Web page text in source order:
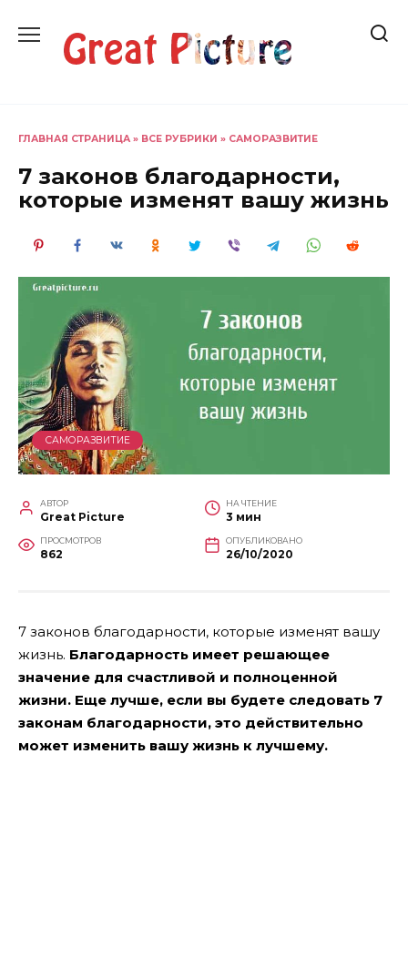
содержанию
ГЛАВНАЯ СТРАНИЦА » ВСЕ РУБРИКИ » САМОРАЗВИТИЕ
7 законов благодарности,
которые изменят вашу жизнь
САМОРАЗВИТИЕ
АВТОР
Great Picture
НА ЧТЕНИЕ
3 мин
ПРОСМОТРОВ
862
ОПУБЛИКОВАНО
26/10/2020
7 законов благодарности, которые изменят вашу
жизнь. Благодарность имеет решающее
значение для счастливой и полноценной
жизни. Еще лучше, если вы будете следовать 7
законам благодарности, это действительно
может изменить вашу жизнь к лучшему.